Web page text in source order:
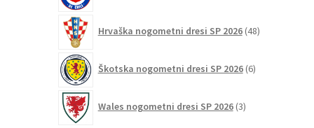
Hrvaška nogometni dresi SP 2026 48izdelkov
Škotska nogometni dresi SP 2026 6izdelkov
Wales nogometni dresi SP 2026 3izdelki